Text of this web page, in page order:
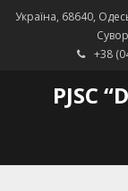
Україна, 68640,
+38
PJSC